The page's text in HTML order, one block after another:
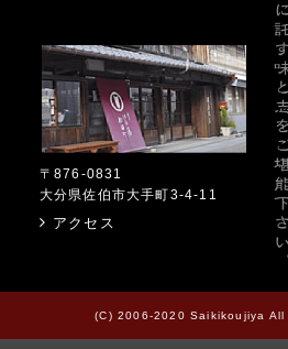
糀屋
〒876-0831
大分県佐伯市大手町3-4-11
アクセス
(C) 2006-2020 Saikikoujiya All